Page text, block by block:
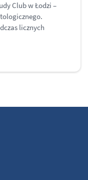
Club w Łodzi –
licznych